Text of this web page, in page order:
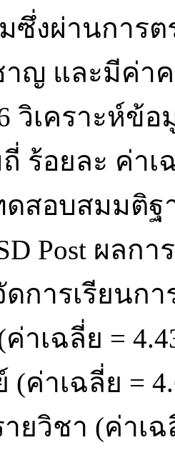
ซึ่งผ่านการต
ญ และมีค่าค
วิเคราะห์ข้
ร้อยละ ค่าเ
สอบสมมติฐ
Post ผล
ดการเรียนก
าเฉลี่ย =
(ค่าเฉลี่ย =
ยวิชา (ค่าเ